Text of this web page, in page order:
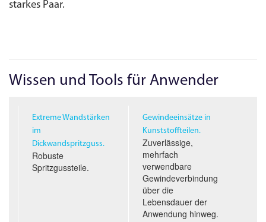
starkes Paar.
Wissen und Tools für Anwender
Extreme Wandstärken
im
Dickwandspritzguss.
Robuste
Spritzgussteile.
Gewindeeinsätze in
Kunststoffteilen.
Zuverlässige,
mehrfach
verwendbare
Gewindeverbindung
über die
Lebensdauer der
Anwendung hinweg.